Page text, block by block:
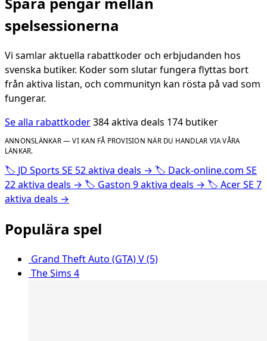
spelsessionerna
Vi samlar aktuella rabattkoder och erbjudanden hos
svenska butiker. Koder som slutar fungera flyttas bort
från aktiva listan, och communityn kan rösta på vad som
fungerar.
Se alla rabattkoder384 aktiva deals 174 butiker
ANNONSLÄNKAR — VI KAN FÅ PROVISION NÄR DU HANDLAR VIA VÅRA
LÄNKAR.
🏷️ JD Sports SE 52 aktiva deals → 🏷️ Dack-online.com SE
22 aktiva deals → 🏷️ Gaston 9 aktiva deals → 🏷️ Acer SE 7
aktiva deals →
Populära spel
Grand Theft Auto (GTA) V (5)
The Sims 4